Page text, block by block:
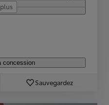
concession
Sauvegardez